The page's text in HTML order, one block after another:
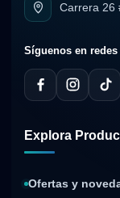
Carrera 26
Síguenos en
Explora
Ofertas y